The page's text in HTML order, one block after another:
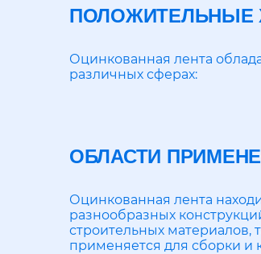
ПОЛОЖИТЕЛЬНЫЕ
Оцинкованная лента
различных сферах:
ОБЛАСТИ
Оцинкованная лента
разнообразных
строительных материалов,
применяется для сборки и